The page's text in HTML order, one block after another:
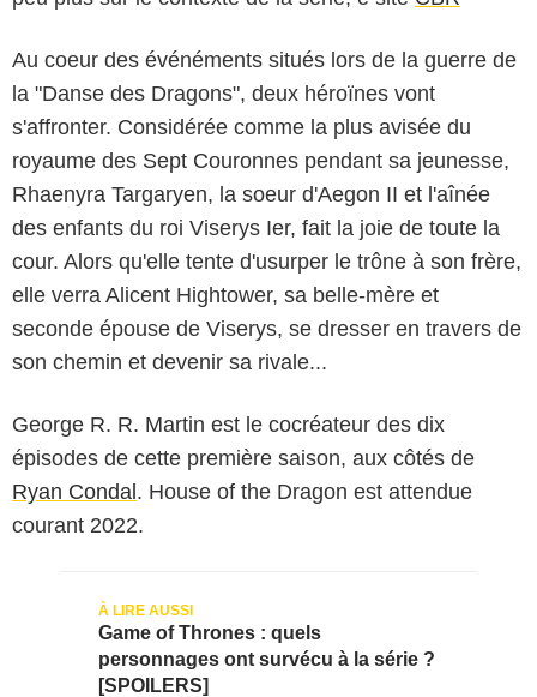
Au coeur des événéments situés lors de la guerre de
la "Danse des Dragons", deux héroïnes vont
s'affronter. Considérée comme la plus avisée du
royaume des Sept Couronnes pendant sa jeunesse,
Rhaenyra Targaryen, la soeur d'Aegon II et l'aînée
des enfants du roi Viserys Ier, fait la joie de toute la
cour. Alors qu'elle tente d'usurper le trône à son frère,
elle verra Alicent Hightower, sa belle-mère et
seconde épouse de Viserys, se dresser en travers de
son chemin et devenir sa rivale...
George R. R. Martin est le cocréateur des dix
épisodes de cette première saison, aux côtés de
Ryan Condal. House of the Dragon est attendue
courant 2022.
Game of Thrones : quels
personnages ont survécu à la série ?
[SPOILERS]